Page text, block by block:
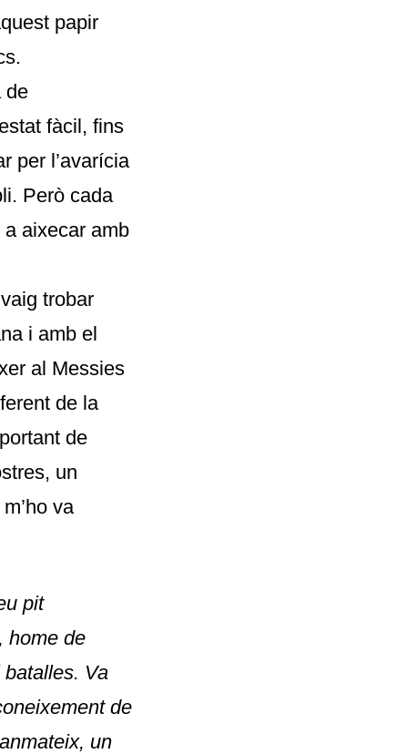
papir
de
fàcil, fins
per l’avarícia
Però cada
aixecar amb
trobar
i amb el
al Messies
de la
de
un
va
pit
home de
Va
de
un